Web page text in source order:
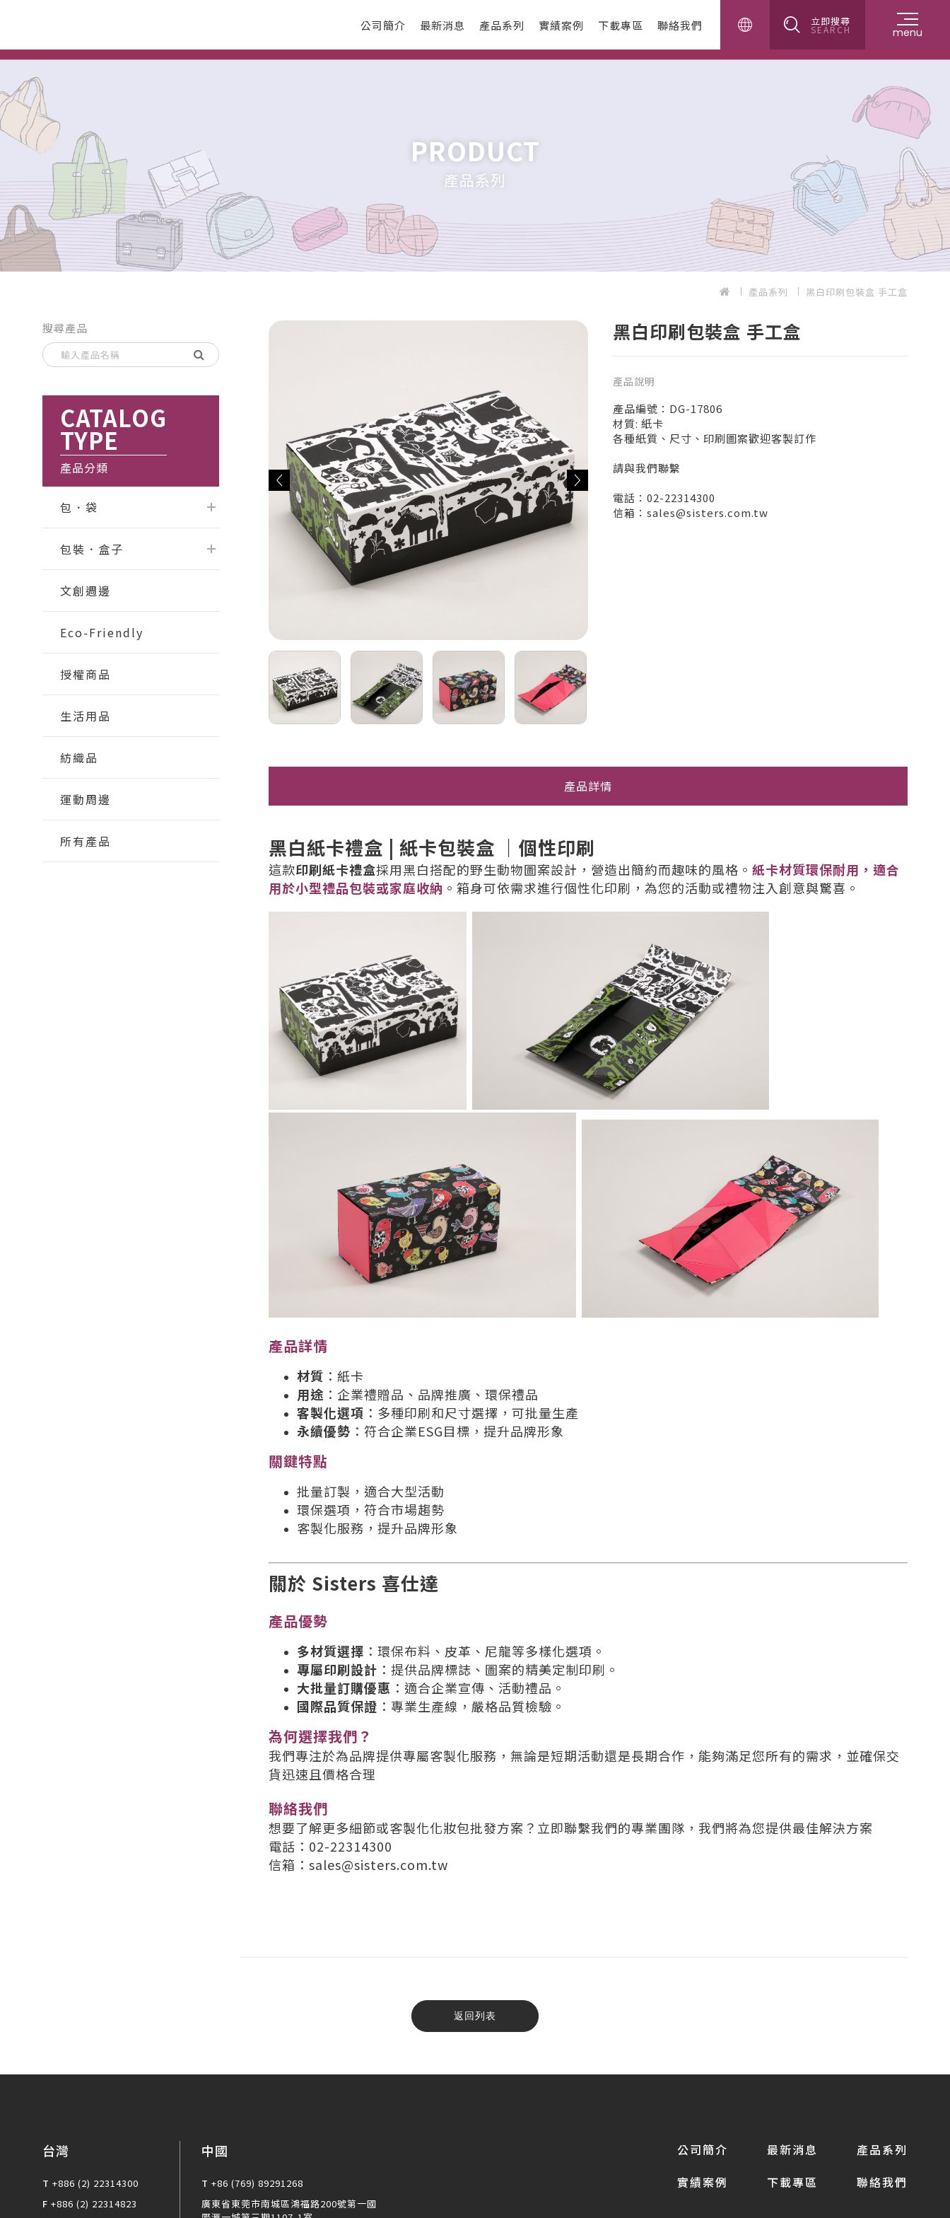
公司簡介 最新消息 產品系列 實績案例 下載專區 聯絡我們 立即搜尋
SEARCH menu
PRODUCT
產品系列
產品系列 黑白印刷包裝盒 手工盒
搜尋產品
CATALOG
TYPE
產品分類
包．袋
包裝．盒子
文創週邊
Eco-Friendly
授權商品
生活用品
紡織品
運動周邊
所有產品
黑白印刷包裝盒 手工盒
產品說明
產品編號：DG-17806
材質: 紙卡
各種紙質、尺寸、印刷圖案歡迎客製訂作
請與我們聯繫
電話：02-22314300
信箱：sales@sisters.com.tw
產品詳情
黑白紙卡禮盒 | 紙卡包裝盒 ｜個性印刷
這款印刷紙卡禮盒採用黑白搭配的野生動物圖案設計，營造出簡約而趣味的風格。 紙卡材質環保耐用，適合
用於小型禮品包裝或家庭收納 。箱身可依需求進行個性化印刷，為您的活動或禮物注入創意與驚喜。
產品詳情
材質 ：紙卡
用途 ：企業禮贈品、品牌推廣、環保禮品
客製化選項 ：多種印刷和尺寸選擇，可批量生產
永續優勢 ：符合企業ESG目標，提升品牌形象
關鍵特點
批量訂製，適合大型活動
環保選項，符合市場趨勢
客製化服務，提升品牌形象
關於 Sisters 喜仕達
產品優勢
多材質選擇 ：環保布料、皮革、尼龍等多樣化選項。
專屬印刷設計 ：提供品牌標誌、圖案的精美定制印刷。
大批量訂購優惠 ：適合企業宣傳、活動禮品。
國際品質保證 ：專業生產線，嚴格品質檢驗。
為何選擇我們？
我們專注於為品牌提供專屬客製化服務，無論是短期活動還是長期合作，能夠滿足您所有的需求，並確保交
貨迅速且價格合理
聯絡我們
想要了解更多細節或客製化化妝包批發方案？立即聯繫我們的專業團隊，我們將為您提供最佳解決方案
電話：02-22314300
信箱：sales@sisters.com.tw
返回列表
台灣
T +886 (2) 22314300
F +886 (2) 22314823
中國
T +86 (769) 89291268
廣東省東莞市南城區鴻福路200號第一國
公司簡介 最新消息
產品系列
實績案例
下載專區 聯絡我們